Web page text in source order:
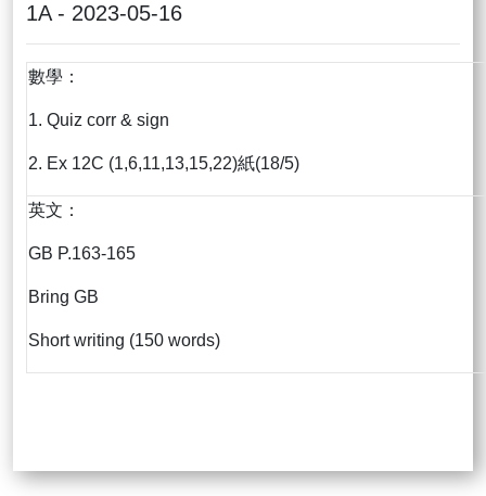
1A - 2023-05-16
數學：
1. Quiz corr & sign
2. Ex 12C (1,6,11,13,15,22)紙(18/5)
英文：
GB P.163-165
Bring GB
Short writing (150 words)